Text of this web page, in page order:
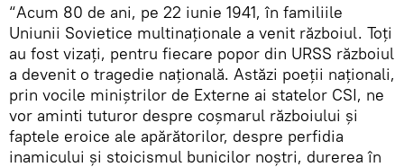
“Acum 80 de ani, pe 22 iunie 1941, în familiile
Uniunii Sovietice multinaționale a venit războiul. Toți
au fost vizați, pentru fiecare popor din URSS războiul
a devenit o tragedie națională. Astăzi poeții naționali,
prin vocile miniștrilor de Externe ai statelor CSI, ne
vor aminti tuturor despre coșmarul războiului și
faptele eroice ale apărătorilor, despre perfidia
inamicului și stoicismul bunicilor noștri, durerea în